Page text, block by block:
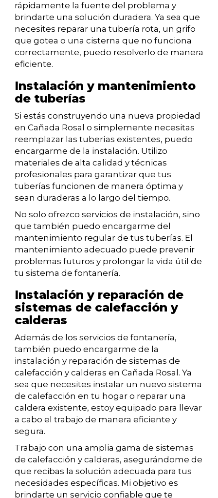
rápidamente la fuente del problema y
brindarte una solución duradera. Ya sea que
necesites reparar una tubería rota, un grifo
que gotea o una cisterna que no funciona
correctamente, puedo resolverlo de manera
eficiente.
Instalación y mantenimiento
de tuberías
Si estás construyendo una nueva propiedad
en Cañada Rosal o simplemente necesitas
reemplazar las tuberías existentes, puedo
encargarme de la instalación. Utilizo
materiales de alta calidad y técnicas
profesionales para garantizar que tus
tuberías funcionen de manera óptima y
sean duraderas a lo largo del tiempo.
No solo ofrezco servicios de instalación, sino
que también puedo encargarme del
mantenimiento regular de tus tuberías. El
mantenimiento adecuado puede prevenir
problemas futuros y prolongar la vida útil de
tu sistema de fontanería.
Instalación y reparación de
sistemas de calefacción y
calderas
Además de los servicios de fontanería,
también puedo encargarme de la
instalación y reparación de sistemas de
calefacción y calderas en Cañada Rosal. Ya
sea que necesites instalar un nuevo sistema
de calefacción en tu hogar o reparar una
caldera existente, estoy equipado para llevar
a cabo el trabajo de manera eficiente y
segura.
Trabajo con una amplia gama de sistemas
de calefacción y calderas, asegurándome de
que recibas la solución adecuada para tus
necesidades específicas. Mi objetivo es
brindarte un servicio confiable que te